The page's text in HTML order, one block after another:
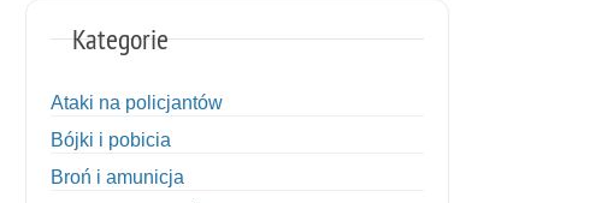
Kategorie
Ataki na policjantów
Bójki i pobicia
Broń i amunicja